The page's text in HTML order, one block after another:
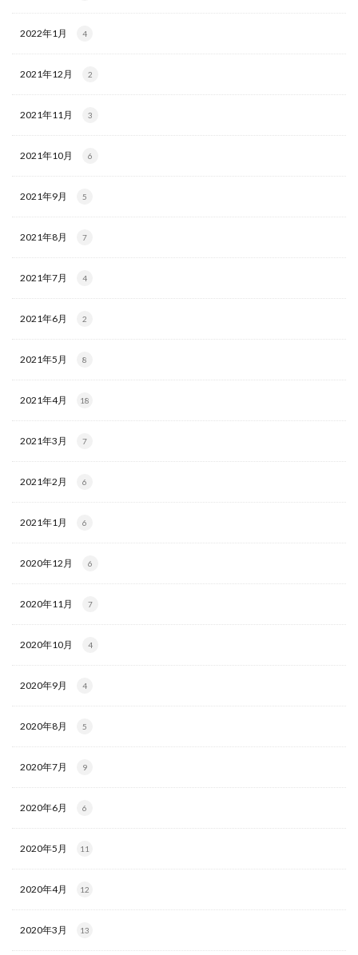
2022年1月 4
2021年12月 2
2021年11月 3
2021年10月 6
2021年9月 5
2021年8月 7
2021年7月 4
2021年6月 2
2021年5月 8
2021年4月 18
2021年3月 7
2021年2月 6
2021年1月 6
2020年12月 6
2020年11月 7
2020年10月 4
2020年9月 4
2020年8月 5
2020年7月 9
2020年6月 6
2020年5月 11
2020年4月 12
2020年3月 13